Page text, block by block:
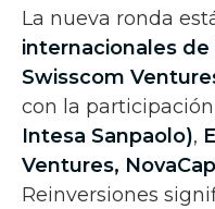
La nueva ronda
internacionales
Swisscom
con la
Intesa Sanpaolo),
Ventures,
Reinversiones